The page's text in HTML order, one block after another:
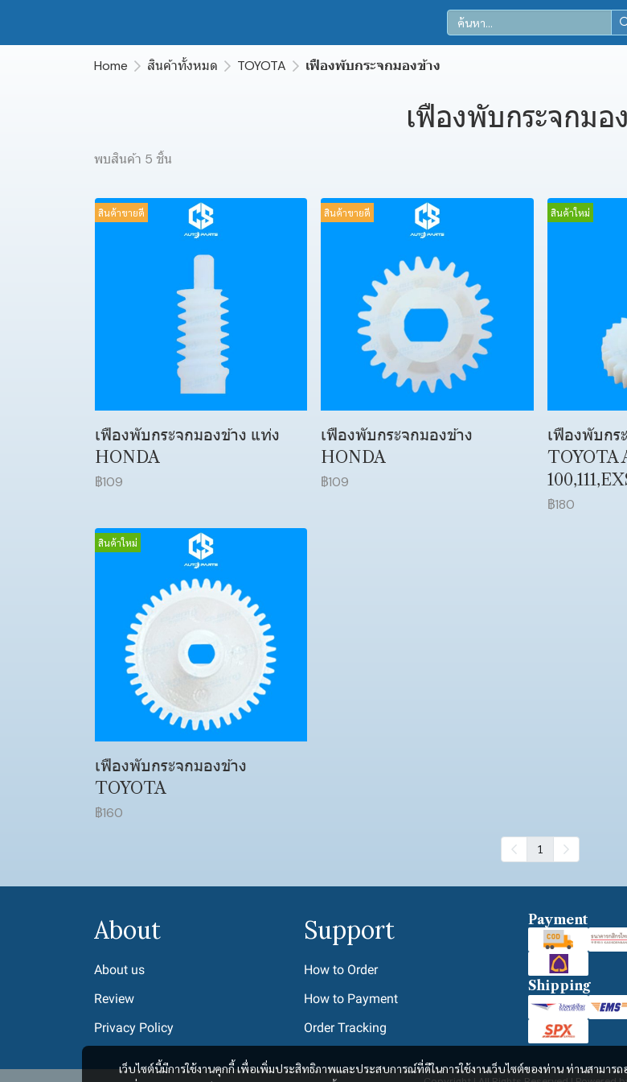
Home สินค้าทั้งหมด TOYOTA เฟืองพับกระจกมองข้าง
เฟืองพับกระจกมอ
พบสินค้า 5 ชิ้น
สินค้าขายดี
เฟืองพับกระจกมองข้าง แท่ง
HONDA
฿109
สินค้าขายดี
เฟืองพับกระจกมองข้าง
HONDA
฿109
สินค้าใหม่
เฟืองพับกร
TOYOTA
฿180
สินค้าใหม่
เฟืองพับกระจกมองข้าง
TOYOTA
฿160
1
เว็บไซต์นี้มีการใช้งานคุกกี้ เพื่อเพิ่มประสิทธิภาพและประสบการณ์ที่ดีในการใช้งานเว็บไซต์ของท่าน ท่านสามารถ
About
About us
Review
Privacy Policy
Support
How to Order
How to Payment
Order Tracking
Payment
Shipping